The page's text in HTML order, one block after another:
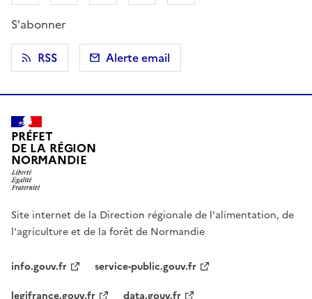
S'abonner
RSS
Alerte email
PRÉFET
DE LA RÉGION
NORMANDIE
Site internet de la Direction régionale de l'alimentation, de
l'agriculture et de la forêt de Normandie
info.gouv.fr
service-public.gouv.fr